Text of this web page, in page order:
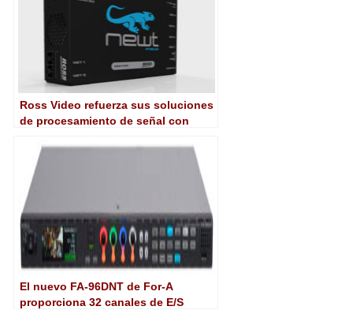
Ross Video refuerza sus soluciones
de procesamiento de señal con
El nuevo FA-96DNT de For-A
proporciona 32 canales de E/S